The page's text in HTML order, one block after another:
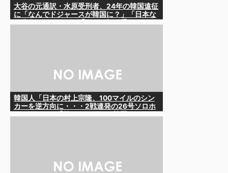
大谷の元通訳・水原受刑者、24年の韓国遠征
に「なんでドジャースが韓国に？」「日本な
韓国人「日本の村上宗隆、100マイルのシン
カーを逆方向に・・・2戦連発の26号ソロホ